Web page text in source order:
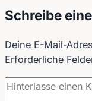
Schreibe
Deine E-Mail-
Erforderliche